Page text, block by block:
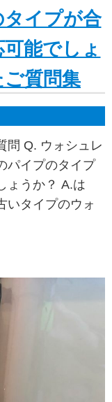
イプが合
能でしょ
質問集
問 Q. ウォシュレ
パイプのタイプ
ょうか？ A.は
いタイプのウォ